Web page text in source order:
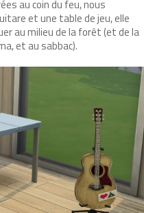
au coin du feu, nous
et une table de jeu, elle
au milieu de la forêt (et de la
et au sabbac).